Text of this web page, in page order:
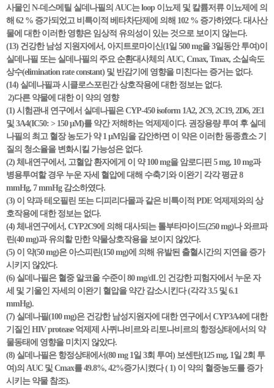
사물인 N-데스메틸 실데나필의 AUC는 loop 이뇨제 및 칼륨저류 이뇨제에 의
해 62 % 증가되었고 비특이적 베타차단제에 의해 102 % 증가하였다. 대사산
물에 대한 이러한 영향은 임상적 유의성이 있는 것으로 보이지 않는다.
(13) 건강한 남성 지원자에서, 아지트로마이신(1일 500 mg을 3일동안 투여)이
실데나필 또는 실데나필의 주요 순환대사체의 AUC, Cmax, Tmax, 소실속도
상수(elimination rate constant) 및 반감기에 영향을 미친다는 증거는 없다.
(14) 실데나필과 시클로스포린간 상호작용에 대한 정보는 없다.
2)다른 약물에 대한 이 약의 영향
(1) 시험관내 연구에서 실데나필은 CYP-450 isoform 1A2, 2C9, 2C19, 2D6, 2E1
및 3A4(IC50: > 150 μM)를 약간 저해하는 억제제이다. 권장용량 투여 후 실데
나필의 최고 혈장 농도가 약 1 μM임을 감안하면 이 약은 이러한 동종효소 기
질의 청소율을 변화시킬 가능성은 없다.
(2) 체내연구에서, 고혈압 환자에게 이 약 100 mg을 암로디핀 5 mg, 10 mg과
병용투여할 경우 누운 자세 혈압에 대해 수축기와 이완기 각각 평균 8
mmHg, 7 mmHg 감소하였다.
(3) 이 약과 테오필린 또는 디피리다몰과 같은 비특이적 PDE 억제제와의 상
호작용에 대한 정보는 없다.
(4) 체내연구에서, CYP2C9에 의해 대사되는 톨부타마이드(250 mg)나 와르파
린(40 mg)과 유의할 만한 약물상호작용을 보이지 않았다.
(5) 이 약(50 mg)은 아스피린(150 mg)에 의해 유발된 출혈시간의 지연을 증가
시키지 않았다.
(6) 실데나필은 혈중 알코올 수준이 80 mg/dL인 건강한 피험자에서 누운 자
세 및 기울인 자세의 이완기 혈압을 약간 감소시킨다 (각각 3.5 및 6.1
mmHg).
(7) 실데나필(100 mg)은 건강한 남성지원자에 대한 연구에서 CYP3A4에 대한
기질인 HIV protease 억제제 사퀴나비르와 리토나비르의 항정상태에서의 약
물동태에 영향을 미치지 않았다.
(8) 실데나필은 항정상태에서(80 mg 1일 3회 투여) 보센탄(125 mg, 1일 2회 투
여)의 AUC 및 Cmax를 49.8%, 42%증가시켰다 ( 1) 이 약의 혈중농도를 증가
시키는 약물 참조).